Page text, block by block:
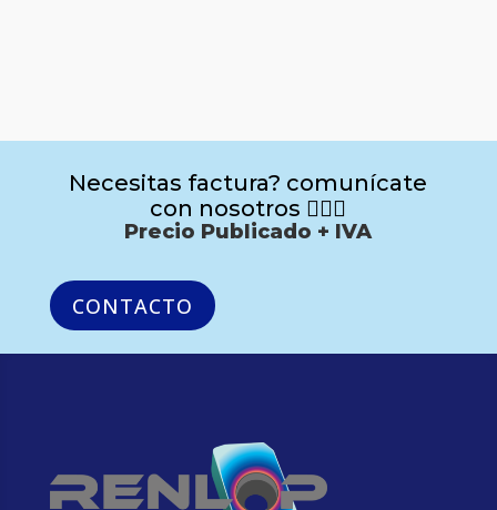
Necesitas factura? comunícate
con nosotros 🙋🏻‍♂️
Precio Publicado + IVA
CONTACTO